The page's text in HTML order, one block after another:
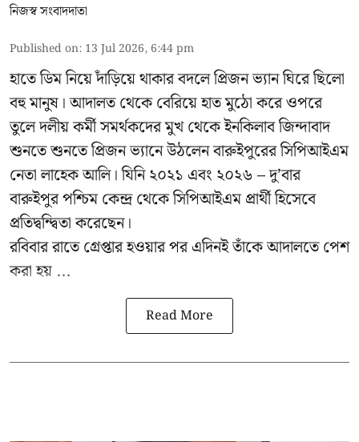
নিজস্ব সংবাদদাতা
Published on: 13 Jul 2026, 6:44 pm
হাতে ডিম নিয়ে দাঁড়িয়ে থাকার বদলে প্রিজন ভ্যান ঘিরে ছিলো
বহু মানুষ। আদালত থেকে বেরিয়ে হাত মুঠো করে ওপরে
তুলে দলীয় কর্মী সমর্থকদের মুখ থেকে ইনকিলাব জিন্দাবাদ
শুনতে শুনতে প্রিজন ভ্যানে উঠলেন বারুইপুরের সিপিআইএম
নেতা লাহেক আলি। যিনি ২০২১ এবং ২০২৬ – দু’বার
বারুইপুর পশ্চিম কেন্দ্র থেকে সিপিআইএম প্রার্থী হিসেবে
প্রতিদ্বন্দ্বিতা করেছেন।
রবিবার রাতে গ্রেপ্তার হওয়ার পর এদিনই তাঁকে আদালতে পেশ
করা হয় ...
Read More